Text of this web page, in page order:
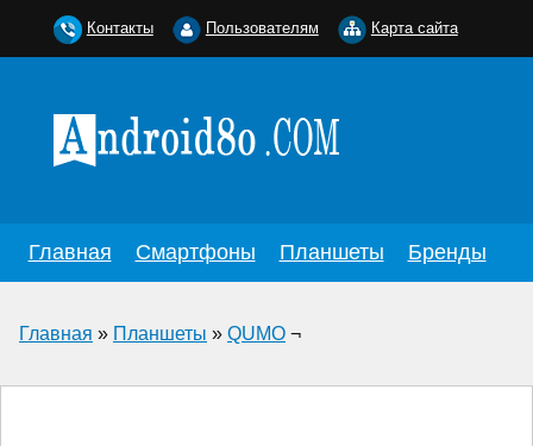
Главная Смартфоны Планшеты Бренды
Главная » Планшеты » QUMO ¬
Контакты Пользователям Карта сайта